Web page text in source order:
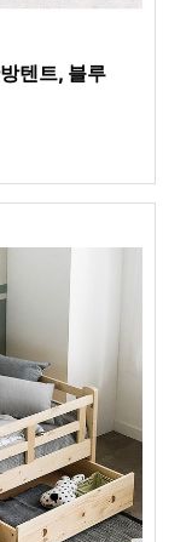
텐트, 블루